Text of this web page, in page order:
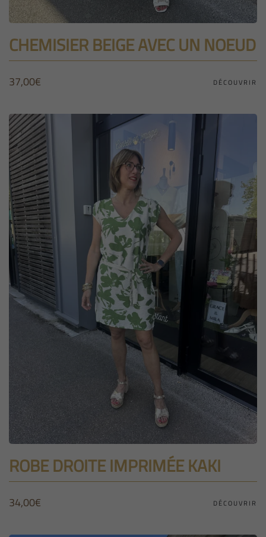
CHEMISIER BEIGE AVEC UN NOEUD
37,00€ DÉCOUVRIR
ROBE DROITE IMPRIMÉE KAKI
34,00€ DÉCOUVRIR